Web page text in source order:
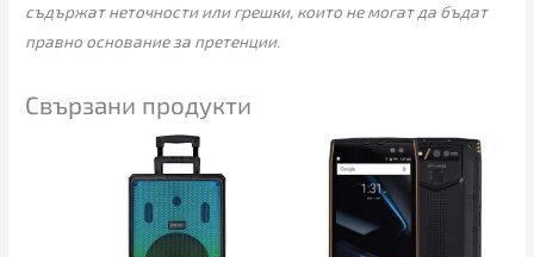
съдържат неточности или грешки, които не могат да бъдат
правно основание за претенции.
Свързани продукти